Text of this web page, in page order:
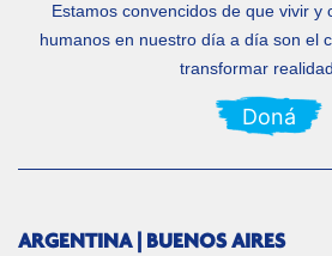
Estamos convencidos de que vivir y
humanos en nuestro día a día son el
transformar
Doná
ARGENTINA | BUENOS AIRES